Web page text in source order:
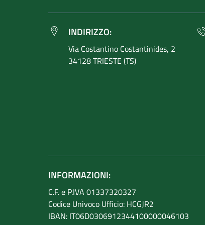
INDIRIZZO:
Via Costantino Costantinides, 2
34128 TRIESTE (TS)
INFORMAZIONI:
C.F. e P.IVA 01337320327
Codice Univoco Ufficio: HCGJR2
IBAN: IT06D0306912344100000046103